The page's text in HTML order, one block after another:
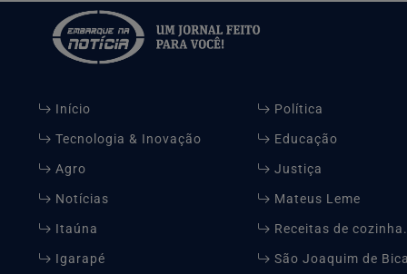
Início Política
Tecnologia & Inovação
Educação
Agro
Justiça
Notícias
Mateus Leme
Itaúna
Receitas de cozinha.
Igarapé
São Joaquim de